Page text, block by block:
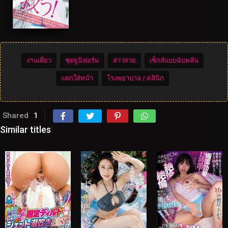
งานเดี่ยว ชุดยูนิฟอร์ม สาวสวย เซ็กส์แบบฉับพลัน
แตกใส่หน้า โรงพยาบาล / คลินิก
Shared 1
Similar titles